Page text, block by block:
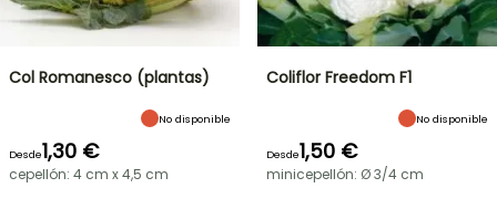
Col Romanesco (plantas)
No disponible
Desde1,30 €
cepellón: 4 cm x 4,5 cm
Coliflor Freedom F1
No disponible
Desde1,50 €
minicepellón: Ø 3/4 cm